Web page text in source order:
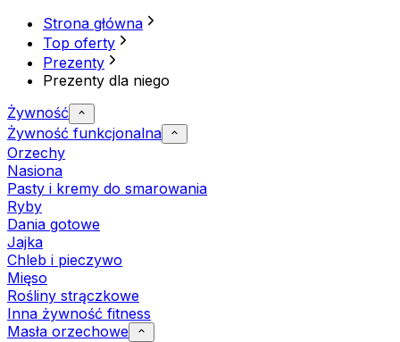
Strona główna
Top oferty
Prezenty
Prezenty dla niego
Żywność
Żywność funkcjonalna
Orzechy
Nasiona
Pasty i kremy do smarowania
Ryby
Dania gotowe
Jajka
Chleb i pieczywo
Mięso
Rośliny strączkowe
Inna żywność fitness
Masła orzechowe